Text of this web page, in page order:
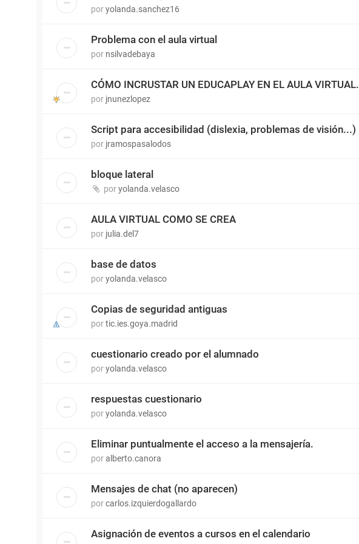
poryolanda.sanchez16
Problema con el aula virtual
por nsilvadebaya
CÓMO INCRUSTAR UN EDUCAPLAY EN EL AULA VIRTUAL.
por jnunezlopez
Script para accesibilidad (dislexia, problemas de visión...)
por jramospasalodos
bloque lateral
poryolanda.velasco
AULA VIRTUAL COMO SE CREA
por julia.del7
base de datos
poryolanda.velasco
Copias de seguridad antiguas
portic.ies.goya.madrid
cuestionario creado por el alumnado
poryolanda.velasco
respuestas cuestionario
poryolanda.velasco
Eliminar puntualmente el acceso a la mensajería.
poralberto.canora
Mensajes de chat (no aparecen)
porcarlos.izquierdogallardo
Asignación de eventos a cursos en el calendario